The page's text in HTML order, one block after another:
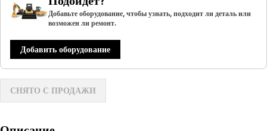
Добавьте оборудование, чтобы узнать, подходит ли деталь или
возможен ли ремонт.
Добавить оборудование
СНЯТО С ПРОДАЖИ